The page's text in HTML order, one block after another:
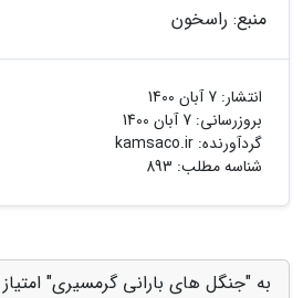
منبع: راسخون
انتشار: 7 آبان 1400
بروزرسانی: 7 آبان 1400
گردآورنده: kamsaco.ir
شناسه مطلب: 893
به "جنگل های بارانی گرمسیری"